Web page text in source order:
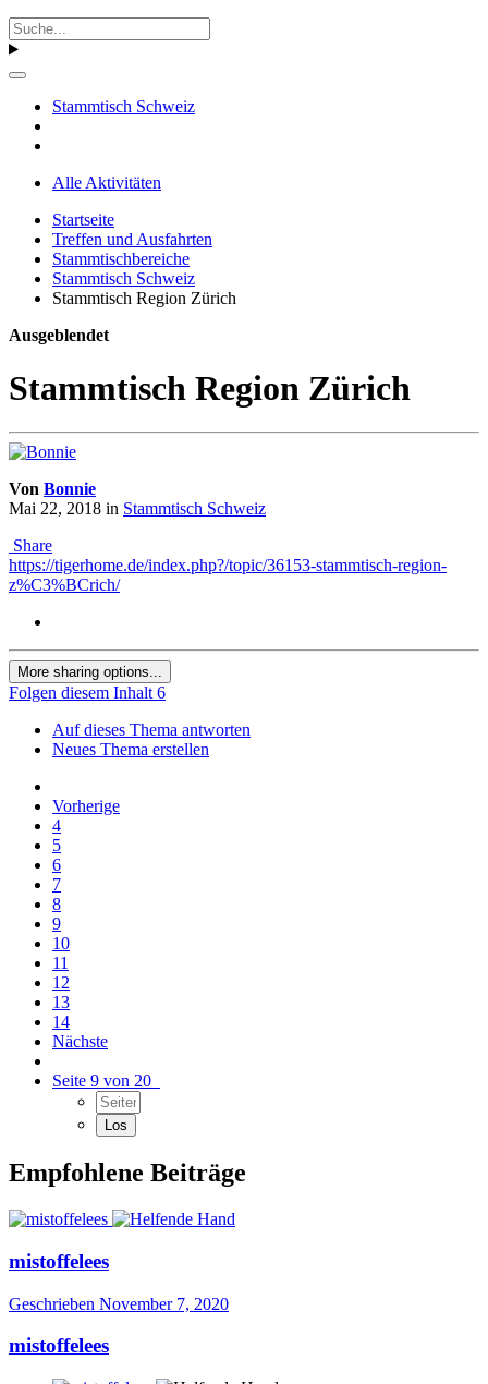
Stammtisch Schweiz
Alle Aktivitäten
Startseite
Treffen und Ausfahrten
Stammtischbereiche
Stammtisch Schweiz
Stammtisch Region Zürich
Ausgeblendet
Stammtisch Region Zürich
Von Bonnie
Mai 22, 2018 in Stammtisch Schweiz
Share
https://tigerhome.de/index.php?/topic/36153-stammtisch-region-
z%C3%BCrich/
More sharing options...
Folgen diesem Inhalt 6
Auf dieses Thema antworten
Neues Thema erstellen
Vorherige
4
5
6
7
8
9
10
11
12
13
14
Nächste
Seite 9 von 20
Empfohlene Beiträge
mistoffelees
Geschrieben November 7, 2020
mistoffelees